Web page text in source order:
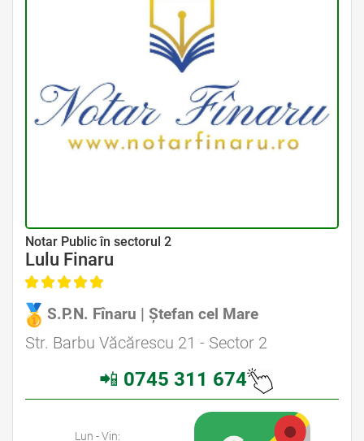
Avocat Specializat în Drept Civil • Avocat Specializat în Dreptul Familiei
Notar Public în sectorul 2
Lulu Finaru
S.P.N. Fînaru | Ștefan cel Mare
Str. Barbu Văcărescu 21 - Sector 2
📲 0745 311 674
Lun - Vin: